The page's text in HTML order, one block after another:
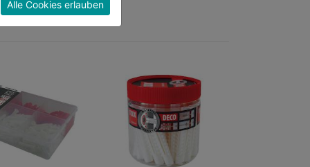
Alle Cookies erlauben